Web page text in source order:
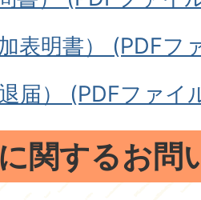
表明書） (PDFフ
届） (PDFファイ
関するお問